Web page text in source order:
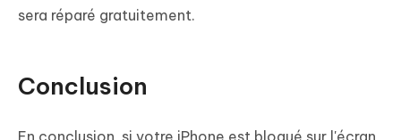
sera réparé gratuitement.
Conclusion
En conclusion, si votre iPhone est bloqué sur l'écran